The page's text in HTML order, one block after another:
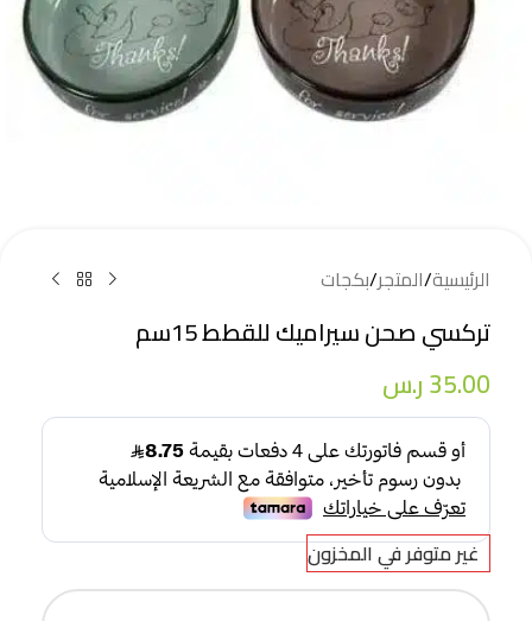
الرئيسية/المتجر/بكجات
تركسي صحن سيراميك للقطط 15سم
35.00ر.س
غير متوفر في المخزون